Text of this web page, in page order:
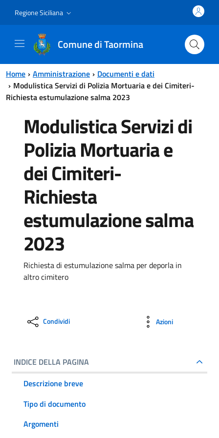
Regione Siciliana
Comune di Taormina
Home Amministrazione
Documenti e dati
Modulistica Servizi di Polizia Mortuaria e dei Cimiteri-
Richiesta estumulazione salma 2023
Modulistica Servizi di
Polizia Mortuaria e
dei Cimiteri-
Richiesta
estumulazione salma
2023
Richiesta di estumulazione salma per deporla in
altro cimitero
Condividi Azioni
INDICE DELLA PAGINA
Descrizione breve
Tipo di documento
Argomenti